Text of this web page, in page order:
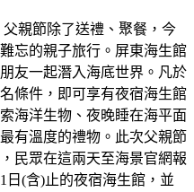
父親節除了送禮、聚餐，今
忘的親子旅行。屏東海生館
友一起潛入海底世界。凡於
條件，即可享有夜宿海生館
海洋生物、夜晚睡在海平面
有溫度的禮物。此次父親節
民眾在這兩天至海景官網報
日(含)止的夜宿海生館，並